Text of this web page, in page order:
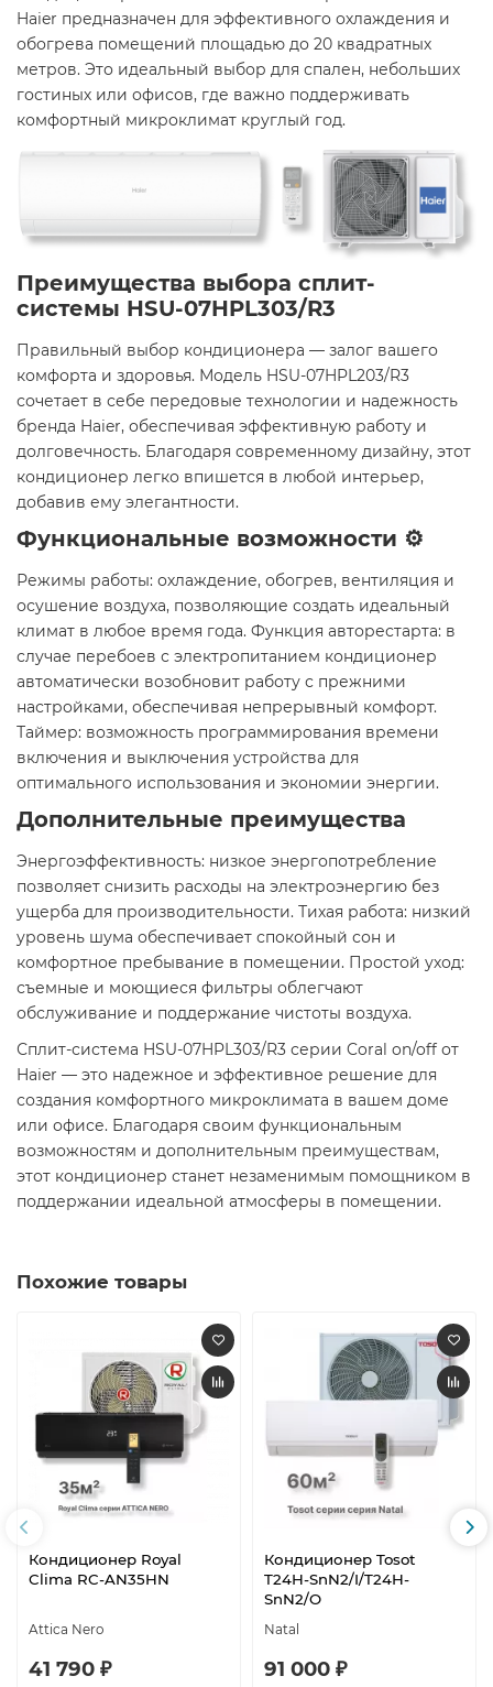
Haier предназначен для эффективного охлаждения и
обогрева помещений площадью до 20 квадратных
метров. Это идеальный выбор для спален, небольших
гостиных или офисов, где важно поддерживать
комфортный микроклимат круглый год.​
Преимущества выбора сплит-
системы HSU-07HPL303/R3
Правильный выбор кондиционера — залог вашего
комфорта и здоровья. Модель HSU-07HPL203/R3
сочетает в себе передовые технологии и надежность
бренда Haier, обеспечивая эффективную работу и
долговечность. Благодаря современному дизайну, этот
кондиционер легко впишется в любой интерьер,
добавив ему элегантности.​
Функциональные возможности ⚙️
Режимы работы: охлаждение, обогрев, вентиляция и
осушение воздуха, позволяющие создать идеальный
климат в любое время года.​ Функция авторестарта: в
случае перебоев с электропитанием кондиционер
автоматически возобновит работу с прежними
настройками, обеспечивая непрерывный комфорт.​
Таймер: возможность программирования времени
включения и выключения устройства для
оптимального использования и экономии энергии.​
Дополнительные преимущества
Энергоэффективность: низкое энергопотребление
позволяет снизить расходы на электроэнергию без
ущерба для производительности.​ Тихая работа: низкий
уровень шума обеспечивает спокойный сон и
комфортное пребывание в помещении.​ Простой уход:
съемные и моющиеся фильтры облегчают
обслуживание и поддержание чистоты воздуха.​
Сплит-система HSU-07HPL303/R3 серии Coral on/off от
Haier — это надежное и эффективное решение для
создания комфортного микроклимата в вашем доме
или офисе. Благодаря своим функциональным
возможностям и дополнительным преимуществам,
этот кондиционер станет незаменимым помощником в
поддержании идеальной атмосферы в помещении.
Похожие товары
Кондиционер Royal
Clima RC-AN35HN
Attica Nero
41 790 ₽
Кондиционер Tosot
T24H-SnN2/I/T24H-
SnN2/O
Natal
91 000 ₽